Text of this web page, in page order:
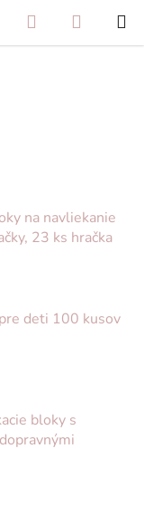
Hľadať
KOŠÍK
na navliekanie
23 ks hračka
deti 100 kusov
bloky s